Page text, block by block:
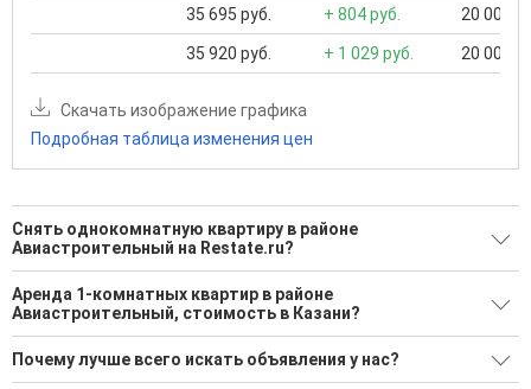
35 695 руб. + 804 руб. 20 000
35 920 руб. + 1 029 руб. 20 000
Скачать изображение графика
Подробная таблица изменения цен
Снять однокомнатную квартиру в районе
Авиастроительный на Restate.ru?
Поможем Снять однокомнатную квартиру в районе
Авиастроительный?
34 актуальных и проверенных объявления
Воспользуйтесь нашим поиском по новостройкам, для
Аренда 1-комнатных квартир в районе
Авиастроительный, стоимость в Казани?
Минимальная цена: 17 000 Р. Максимальная цена: 45 000 Р;
Средняя: 28 509 Р
Почему лучше всего искать объявления у нас?